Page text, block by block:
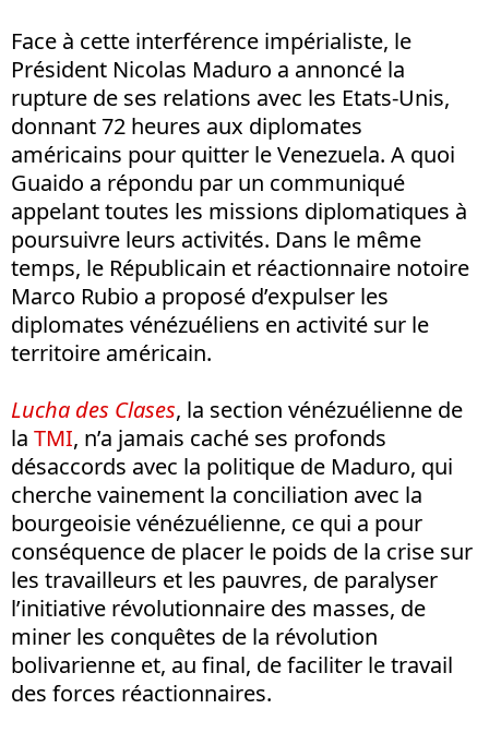
Face à cette interférence impérialiste, le
Président Nicolas Maduro a annoncé la
rupture de ses relations avec les Etats-Unis,
donnant 72 heures aux diplomates
américains pour quitter le Venezuela. A quoi
Guaido a répondu par un communiqué
appelant toutes les missions diplomatiques à
poursuivre leurs activités. Dans le même
temps, le Républicain et réactionnaire notoire
Marco Rubio a proposé d’expulser les
diplomates vénézuéliens en activité sur le
territoire américain.
Lucha des Clases, la section vénézuélienne de
la TMI, n’a jamais caché ses profonds
désaccords avec la politique de Maduro, qui
cherche vainement la conciliation avec la
bourgeoisie vénézuélienne, ce qui a pour
conséquence de placer le poids de la crise sur
les travailleurs et les pauvres, de paralyser
l’initiative révolutionnaire des masses, de
miner les conquêtes de la révolution
bolivarienne et, au final, de faciliter le travail
des forces réactionnaires.